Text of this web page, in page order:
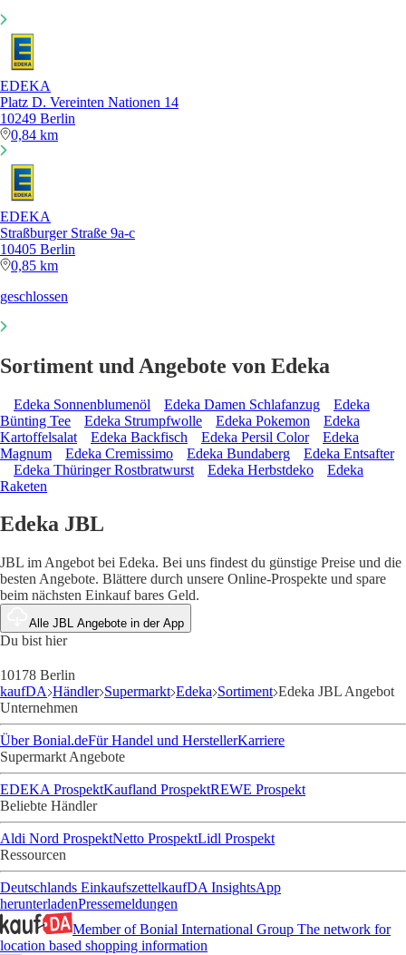
EDEKA
Platz D. Vereinten Nationen 14
10249 Berlin
0,84 km
EDEKA
Straßburger Straße 9a-c
10405 Berlin
0,85 km
geschlossen
Sortiment und Angebote von Edeka
Edeka Sonnenblumenöl Edeka Damen Schlafanzug
Edeka
Bünting Tee
Edeka Strumpfwolle Edeka Pokemon
Edeka
Kartoffelsalat
Edeka Backfisch Edeka Persil Color
Edeka
Magnum
Edeka Cremissimo Edeka Bundaberg
Edeka Entsafter
Edeka Thüringer Rostbratwurst
Edeka Herbstdeko
Edeka
Raketen
Edeka JBL
JBL im Angebot bei Edeka. Bei uns findest du günstige Preise und die
besten Angebote. Blättere durch unsere Online-Prospekte und spare
beim nächsten Einkauf bares Geld.
Alle JBL Angebote in der App
Du bist hier
10178 Berlin
kaufDA Händler Supermarkt Edeka Sortiment Edeka JBL Angebot
Unternehmen
Über Bonial.deFür Handel und HerstellerKarriere
Supermarkt Angebote
EDEKA ProspektKaufland ProspektREWE Prospekt
Beliebte Händler
Aldi Nord ProspektNetto ProspektLidl Prospekt
Ressourcen
Deutschlands EinkaufszettelkaufDA InsightsApp
herunterladenPressemeldungen
Member of Bonial International Group The network for
location based shopping information